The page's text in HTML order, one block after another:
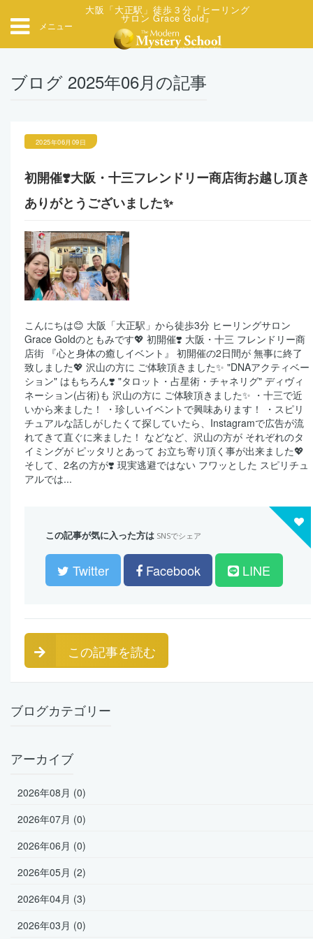
メニュー
大阪「大正駅」徒歩３分『ヒーリング
サロン Grace Gold』
ブログ 2025年06月の記事
2025年06月09日
初開催❣️大阪・十三フレンドリー商店街お越し頂き
ありがとうございました✨
こんにちは😊 大阪「大正駅」から徒歩3分 ヒーリングサロン
Grace Goldのともみです💖 初開催❣️ 大阪・十三 フレンドリー商
店街 『心と身体の癒しイベント』 初開催の2日間が 無事に終了
致しました💖 沢山の方に ご体験頂きました✨ "DNAアクティベー
ション" はもちろん❣️ "タロット・占星術・チャネリグ" ディヴィ
ネーション(占術)も 沢山の方に ご体験頂きました✨ ・十三で近
いから来ました！ ・珍しいイベントで興味あります！ ・スピリ
チュアルな話しがしたくて探していたら、Instagramで広告が流
れてきて直ぐに来ました！ などなど、沢山の方が それぞれのタ
イミングが ピッタリとあって お立ち寄り頂く事が出来ました💖
そして、2名の方が❣️ 現実逃避ではない フワッとした スピリチュ
アルでは...
この記事が気に入った方は SNSでシェア
Twitter Facebook LINE
この記事を読む
ブログカテゴリー
アーカイブ
2026年08月 (0)
2026年07月 (0)
2026年06月 (0)
2026年05月 (2)
2026年04月 (3)
2026年03月 (0)